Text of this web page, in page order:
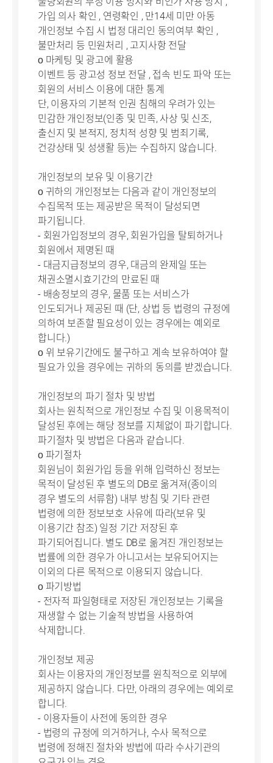
가입 의사 확인 , 연령확인 , 만14세 미만 아동
개인정보 수집 시 법정 대리인 동의여부 확인 ,
불만처리 등 민원처리 , 고지사항 전달
ο 마케팅 및 광고에 활용
이벤트 등 광고성 정보 전달 , 접속 빈도 파악 또는
회원의 서비스 이용에 대한 통계
단, 이용자의 기본적 인권 침해의 우려가 있는
민감한 개인정보(인종 및 민족, 사상 및 신조,
출신지 및 본적지, 정치적 성향 및 범죄기록,
건강상태 및 성생활 등)는 수집하지 않습니다.
개인정보의 보유 및 이용기간
ο 귀하의 개인정보는 다음과 같이 개인정보의
수집목적 또는 제공받은 목적이 달성되면
파기됩니다.
- 회원가입정보의 경우, 회원가입을 탈퇴하거나
회원에서 제명된 때
- 대금지급정보의 경우, 대금의 완제일 또는
채권소멸시효기간의 만료된 때
- 배송정보의 경우, 물품 또는 서비스가
인도되거나 제공된 때 (단, 상법 등 법령의 규정에
의하여 보존할 필요성이 있는 경우에는 예외로
합니다.)
ο 위 보유기간에도 불구하고 계속 보유하여야 할
필요가 있을 경우에는 귀하의 동의를 받겠습니다.
개인정보의 파기 절차 및 방법
회사는 원칙적으로 개인정보 수집 및 이용목적이
달성된 후에는 해당 정보를 지체없이 파기합니다.
파기절차 및 방법은 다음과 같습니다.
ο 파기절차
회원님이 회원가입 등을 위해 입력하신 정보는
목적이 달성된 후 별도의 DB로 옮겨져(종이의
경우 별도의 서류함) 내부 방침 및 기타 관련
법령에 의한 정보보호 사유에 따라(보유 및
이용기간 참조) 일정 기간 저장된 후
파기되어집니다. 별도 DB로 옮겨진 개인정보는
법률에 의한 경우가 아니고서는 보유되어지는
이외의 다른 목적으로 이용되지 않습니다.
ο 파기방법
- 전자적 파일형태로 저장된 개인정보는 기록을
재생할 수 없는 기술적 방법을 사용하여
삭제합니다.
개인정보 제공
회사는 이용자의 개인정보를 원칙적으로 외부에
제공하지 않습니다. 다만, 아래의 경우에는 예외로
합니다.
- 이용자들이 사전에 동의한 경우
- 법령의 규정에 의거하거나, 수사 목적으로
법령에 정해진 절차와 방법에 따라 수사기관의